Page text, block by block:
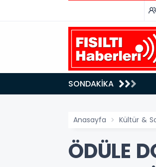
SONDAKİKA 13:03
Anasayfa Kültür &
ÖDÜLE